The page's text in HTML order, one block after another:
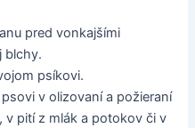
pred vonkajšími
blchy.
psíkovi.
v olizovaní a požieraní
v pití z mlák a potokov či v